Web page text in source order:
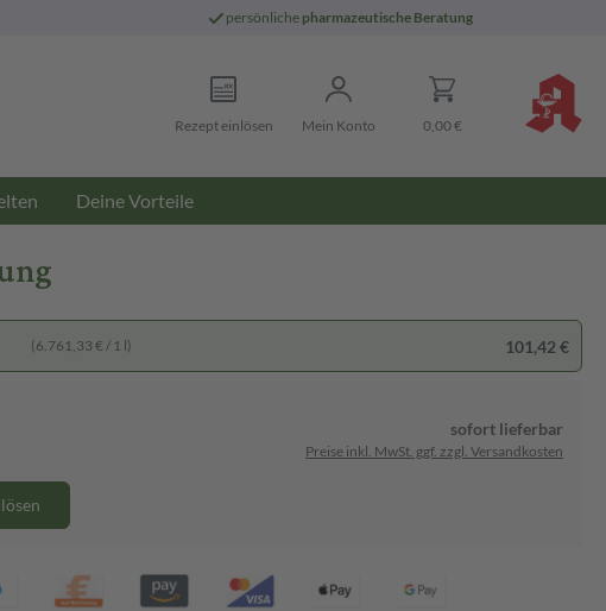
persönliche pharmazeutische Beratung
Rezept einlösen Mein Konto 0,00 €
Deine Vorteile
(6.761,33 € / 1 l) 101,42 €
sofort lieferbar
Preise inkl. MwSt. ggf. zzgl. Versandkosten